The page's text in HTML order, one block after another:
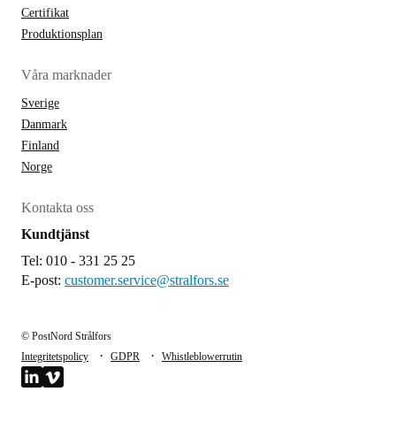
Certifikat
Produktionsplan
Våra marknader
Sverige
Danmark
Finland
Norge
Kontakta oss
Kundtjänst
Tel: 010 - 331 25 25
E-post: customer.service@stralfors.se
© PostNord Strålfors
Integritetspolicy
· GDPR · Whistleblowerrutin